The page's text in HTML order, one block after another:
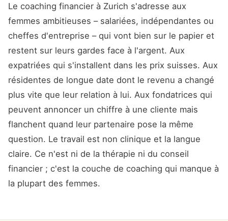
Le coaching financier à Zurich s'adresse aux
femmes ambitieuses – salariées, indépendantes ou
cheffes d'entreprise – qui vont bien sur le papier et
restent sur leurs gardes face à l'argent. Aux
expatriées qui s'installent dans les prix suisses. Aux
résidentes de longue date dont le revenu a changé
plus vite que leur relation à lui. Aux fondatrices qui
peuvent annoncer un chiffre à une cliente mais
flanchent quand leur partenaire pose la même
question. Le travail est non clinique et la langue
claire. Ce n'est ni de la thérapie ni du conseil
financier ; c'est la couche de coaching qui manque à
la plupart des femmes.